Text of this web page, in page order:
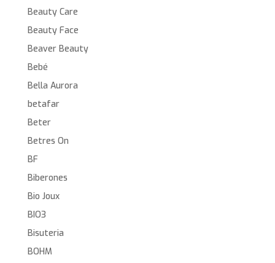
Beauty Care
Beauty Face
Beaver Beauty
Bebé
Bella Aurora
betafar
Beter
Betres On
BF
Biberones
Bio Joux
BIO3
Bisuteria
BOHM